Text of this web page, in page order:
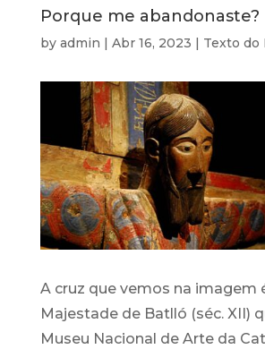
Porque me abandonaste?
by admin | Abr 16, 2023 | Texto do
A cruz que vemos na imagem
Majestade de Batlló (séc. XII)
Museu Nacional de Arte da